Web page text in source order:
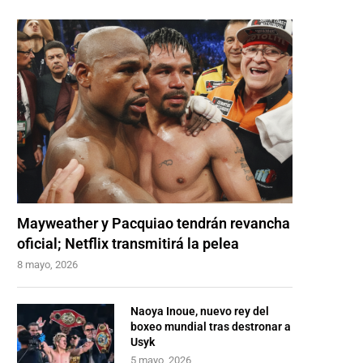
Mayweather y Pacquiao tendrán revancha
oficial; Netflix transmitirá la pelea
8 mayo, 2026
Naoya Inoue, nuevo rey del
boxeo mundial tras destronar a
Usyk
5 mayo, 2026